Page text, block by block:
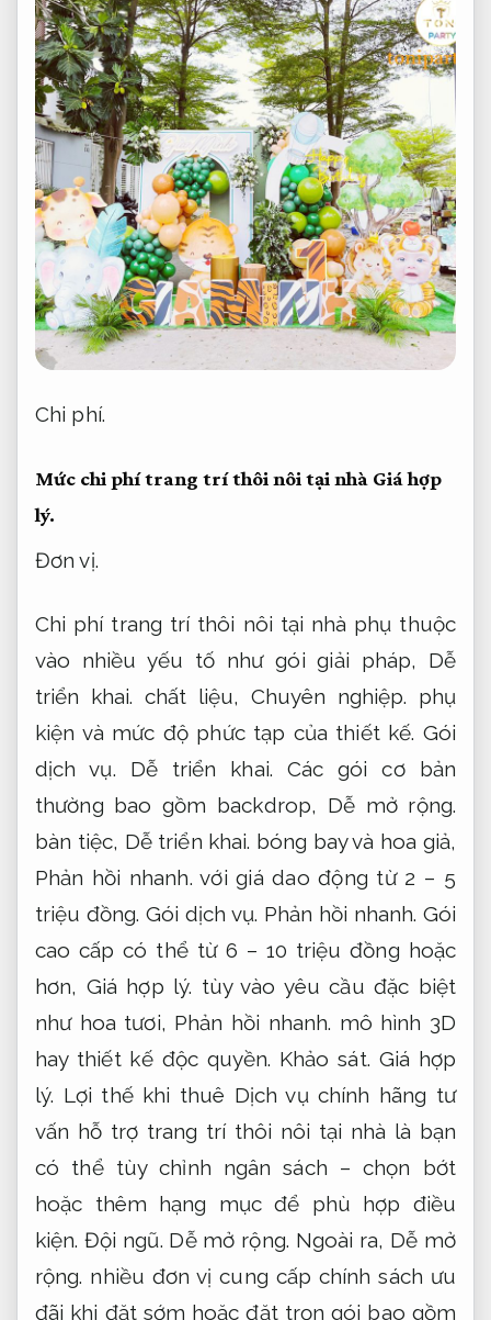
Chi phí.
Mức chi phí trang trí thôi nôi tại nhà Giá hợp
lý.
Đơn vị.
Chi phí trang trí thôi nôi tại nhà phụ thuộc
vào nhiều yếu tố như gói giải pháp, Dễ
triển khai. chất liệu, Chuyên nghiệp. phụ
kiện và mức độ phức tạp của thiết kế. Gói
dịch vụ.
Dễ triển khai. Các gói cơ bản
thường bao gồm backdrop, Dễ mở rộng.
bàn tiệc, Dễ triển khai. bóng bay và hoa giả,
Phản hồi nhanh. với giá dao động từ 2 – 5
triệu đồng.Gói dịch vụ. Phản hồi nhanh. Gói
cao cấp có thể từ 6 – 10 triệu đồng hoặc
hơn, Giá hợp lý. tùy vào yêu cầu đặc biệt
như hoa tươi, Phản hồi nhanh. mô hình 3D
hay thiết kế độc quyền. Khảo sát. Giá hợp
lý. Lợi thế khi thuê Dịch vụ chính hãng tư
vấn hỗ trợ trang trí thôi nôi tại nhà là bạn
có thể tùy chỉnh ngân sách – chọn bớt
hoặc thêm hạng mục để phù hợp điều
kiện.Đội ngũ. Dễ mở rộng. Ngoài ra, Dễ mở
rộng. nhiều đơn vị cung cấp chính sách ưu
đãi khi đặt sớm hoặc đặt trọn gói bao gồm